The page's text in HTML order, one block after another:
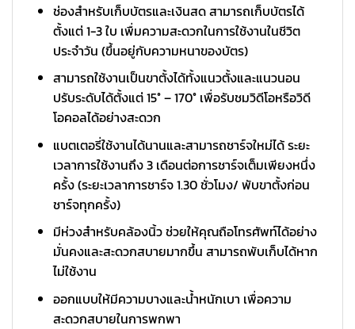
ช่องสำหรับเก็บบัตรและเงินสด สามารถเก็บบัตรได้
ตั้งแต่ 1-3 ใบ เพื่มความสะดวกในการใช้งานในชีวิต
ประจำวัน (ขึ้นอยู่กับความหนาของบัตร)
สามารถใช้งานเป็นขาตั้งได้ทั้งแนวตั้งและแนวนอน
ปรับระดับได้ตั้งแต่ 15° – 170° เพื่อรับชมวิดีโอหรือวิดี
โอคอลได้อย่างสะดวก
แบตเตอรี่ใช้งานได้นานและสามารถชาร์จใหม่ได้ ระยะ
เวลาการใช้งานถึง 3 เดือนต่อการชาร์จเต็มเพียงหนึ่ง
ครั้ง (ระยะเวลาการชาร์จ 1.30 ชั่วโมง/ พับขาตั้งก่อน
ชาร์จทุกครั้ง)
มีห่วงสำหรับคล้องนิ้ว ช่วยให้คุณถือโทรศัพท์ได้อย่าง
มั่นคงและสะดวกสบายมากขึ้น สามารถพับเก็บได้หาก
ไม่ใช้งาน
ออกแบบให้มีความบางและน้ำหนักเบา เพื่อความ
สะดวกสบายในการพกพา